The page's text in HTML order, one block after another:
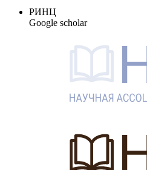
РИНЦ
Google scholar